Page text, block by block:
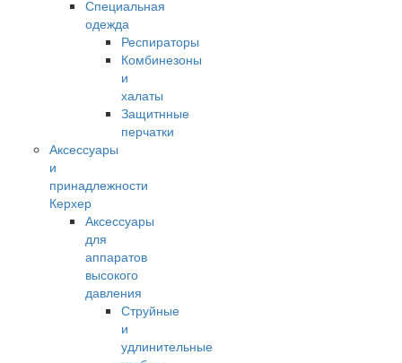
Специальная
одежда
Респираторы
Комбинезоны
и
халаты
Защитнные
перчатки
Аксессуары
и
принадлежности
Керхер
Аксессуары
для
аппаратов
высокого
давления
Струйные
и
удлинительные